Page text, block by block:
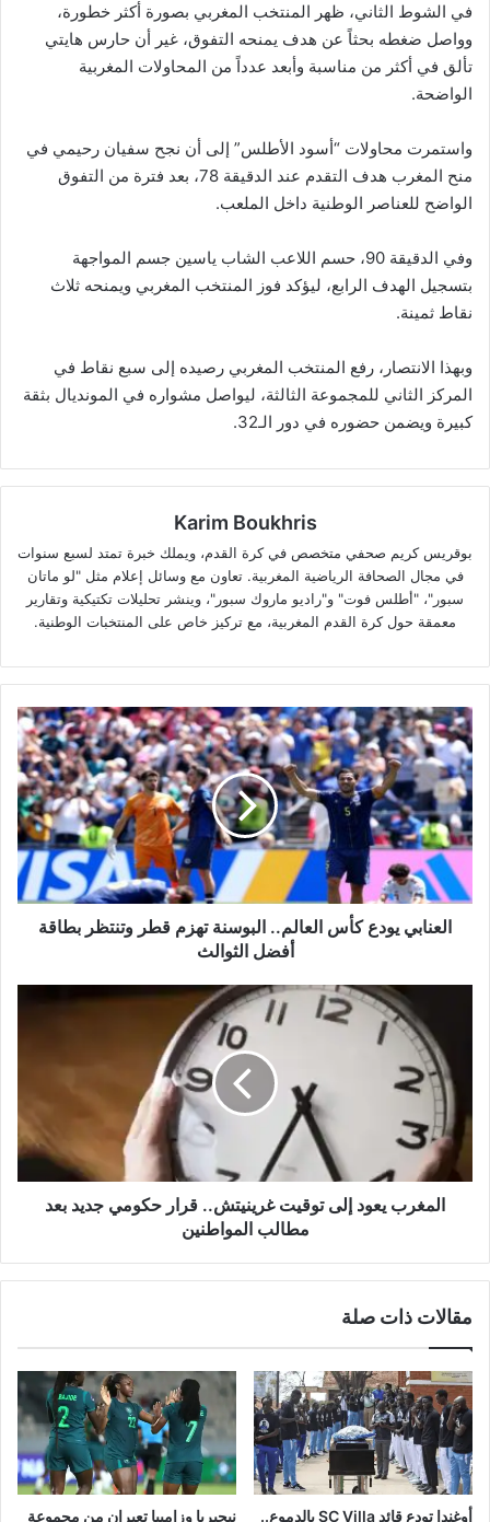
في الشوط الثاني، ظهر المنتخب المغربي بصورة أكثر خطورة،
وواصل ضغطه بحثاً عن هدف يمنحه التفوق، غير أن حارس هايتي
تألق في أكثر من مناسبة وأبعد عدداً من المحاولات المغربية
الواضحة.
واستمرت محاولات “أسود الأطلس” إلى أن نجح سفيان رحيمي في
منح المغرب هدف التقدم عند الدقيقة 78، بعد فترة من التفوق
الواضح للعناصر الوطنية داخل الملعب.
وفي الدقيقة 90، حسم اللاعب الشاب ياسين جسم المواجهة
بتسجيل الهدف الرابع، ليؤكد فوز المنتخب المغربي ويمنحه ثلاث
نقاط ثمينة.
وبهذا الانتصار، رفع المنتخب المغربي رصيده إلى سبع نقاط في
المركز الثاني للمجموعة الثالثة، ليواصل مشواره في المونديال بثقة
كبيرة ويضمن حضوره في دور الـ32.
Karim Boukhris
بوقريس كريم صحفي متخصص في كرة القدم، ويملك خبرة تمتد لسبع سنوات
في مجال الصحافة الرياضية المغربية. تعاون مع وسائل إعلام مثل "لو ماتان
سبور"، "أطلس فوت" و"راديو ماروك سبور"، وينشر تحليلات تكتيكية وتقارير
معمقة حول كرة القدم المغربية، مع تركيز خاص على المنتخبات الوطنية.
العنابي
يودع
كأس
العالم..
البوسنة
تهزم
قطر
وتنتظر
بطاقة
أفضلالعنابي يودع كأس العالم.. البوسنة تهزم قطر وتنتظر بطاقة
أفضل الثوالث
توقيت
غرينيتش..
حكومي
جديد
بعد
مطالبالمغرب يعود إلى توقيت غرينيتش.. قرار حكومي جديد بعد
مطالب المواطنين
مقالات ذات صلة
أوغندا تودع قائد SC Villa بالدموع.. نيجيريا وزامبيا تعبران من مجموعة